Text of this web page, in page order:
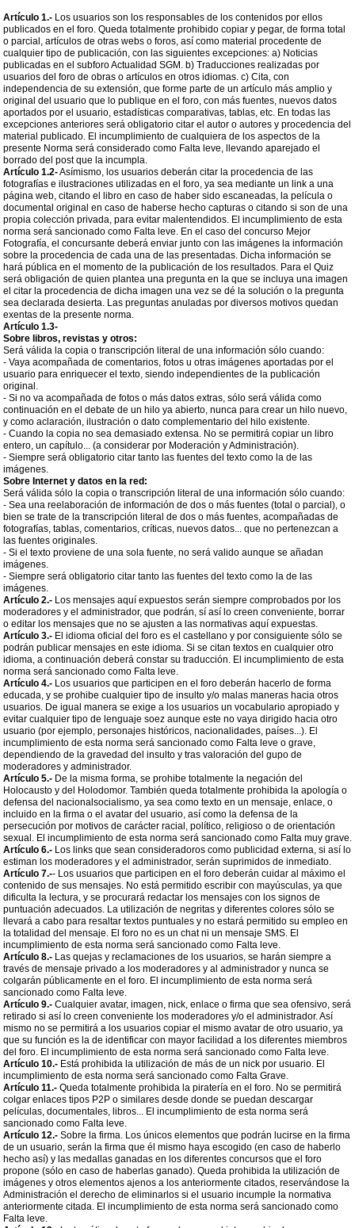
Artículo 1.- Los usuarios son los responsables de los contenidos por ellos
publicados en el foro. Queda totalmente prohibido copiar y pegar, de forma total
o parcial, artículos de otras webs o foros, así como material procedente de
cualquier tipo de publicación, con las siguientes excepciones: a) Noticias
publicadas en el subforo Actualidad SGM. b) Traducciones realizadas por
usuarios del foro de obras o artículos en otros idiomas. c) Cita, con
independencia de su extensión, que forme parte de un artículo más amplio y
original del usuario que lo publique en el foro, con más fuentes, nuevos datos
aportados por el usuario, estadísticas comparativas, tablas, etc. En todas las
excepciones anteriores será obligatorio citar el autor o autores y procedencia del
material publicado. El incumplimiento de cualquiera de los aspectos de la
presente Norma será considerado como Falta leve, llevando aparejado el
borrado del post que la incumpla.
Artículo 1.2-Asímismo, los usuarios deberán citar la procedencia de las
fotografías e ilustraciones utilizadas en el foro, ya sea mediante un link a una
página web, citando el libro en caso de haber sido escaneadas, la película o
documental original en caso de haberse hecho capturas o citando si son de una
propia colección privada, para evitar malentendidos. El incumplimiento de esta
norma será sancionado como Falta leve. En el caso del concurso Mejor
Fotografía, el concursante deberá enviar junto con las imágenes la información
sobre la procedencia de cada una de las presentadas. Dicha información se
hará pública en el momento de la publicación de los resultados. Para el Quiz
será obligación de quien plantea una pregunta en la que se incluya una imagen
el citar la procedencia de dicha imagen una vez se dé la solución o la pregunta
sea declarada desierta. Las preguntas anuladas por diversos motivos quedan
exentas de la presente norma.
Artículo 1.3-
Sobre libros, revistas y otros:
Será válida la copia o transcripción literal de una información sólo cuando:
- Vaya acompañada de comentarios, fotos u otras imágenes aportadas por el
usuario para enriquecer el texto, siendo independientes de la publicación
original.
- Si no va acompañada de fotos o más datos extras, sólo será válida como
continuación en el debate de un hilo ya abierto, nunca para crear un hilo nuevo,
y como aclaración, ilustración o dato complementario del hilo existente.
- Cuando la copia no sea demasiado extensa. No se permitirá copiar un libro
entero, un capítulo... (a considerar por Moderación y Administración).
- Siempre será obligatorio citar tanto las fuentes del texto como la de las
imágenes.
Sobre Internet y datos en la red:
Será válida sólo la copia o transcripción literal de una información sólo cuando:
- Sea una reelaboración de información de dos o más fuentes (total o parcial), o
bien se trate de la transcripción literal de dos o más fuentes, acompañadas de
fotografías, tablas, comentarios, críticas, nuevos datos... que no pertenezcan a
las fuentes originales.
- Si el texto proviene de una sola fuente, no será valido aunque se añadan
imágenes.
- Siempre será obligatorio citar tanto las fuentes del texto como la de las
imágenes.
Artículo 2.- Los mensajes aquí expuestos serán siempre comprobados por los
moderadores y el administrador, que podrán, sí así lo creen conveniente, borrar
o editar los mensajes que no se ajusten a las normativas aquí expuestas.
Artículo 3.- El idioma oficial del foro es el castellano y por consiguiente sólo se
podrán publicar mensajes en este idioma. Si se citan textos en cualquier otro
idioma, a continuación deberá constar su traducción. El incumplimiento de esta
norma será sancionado como Falta leve.
Artículo 4.- Los usuarios que participen en el foro deberán hacerlo de forma
educada, y se prohibe cualquier tipo de insulto y/o malas maneras hacia otros
usuarios. De igual manera se exige a los usuarios un vocabulario apropiado y
evitar cualquier tipo de lenguaje soez aunque este no vaya dirigido hacia otro
usuario (por ejemplo, personajes históricos, nacionalidades, países...). El
incumplimiento de esta norma será sancionado como Falta leve o grave,
dependiendo de la gravedad del insulto y tras valoración del gupo de
moderadores y administrador.
Artículo 5.- De la misma forma, se prohibe totalmente la negación del
Holocausto y del Holodomor. También queda totalmente prohibida la apología o
defensa del nacionalsocialismo, ya sea como texto en un mensaje, enlace, o
incluido en la firma o el avatar del usuario, así como la defensa de la
persecución por motivos de carácter racial, político, religioso o de orientación
sexual. El incumplimiento de esta norma será sancionado como Falta muy grave.
Artículo 6.- Los links que sean consideradoros como publicidad externa, si así lo
estiman los moderadores y el administrador, serán suprimidos de inmediato.
Artículo 7.-- Los usuarios que participen en el foro deberán cuidar al máximo el
contenido de sus mensajes. No está permitido escribir con mayúsculas, ya que
dificulta la lectura, y se procurará redactar los mensajes con los signos de
puntuación adecuados. La utilización de negritas y diferentes colores sólo se
llevará a cabo para resaltar textos puntuales y no estará permitido su empleo en
la totalidad del mensaje. El foro no es un chat ni un mensaje SMS. El
incumplimiento de esta norma será sancionado como Falta leve.
Artículo 8.- Las quejas y reclamaciones de los usuarios, se harán siempre a
través de mensaje privado a los moderadores y al administrador y nunca se
colgarán públicamente en el foro. El incumplimiento de esta norma será
sancionado como Falta leve.
Artículo 9.- Cualquier avatar, imagen, nick, enlace o firma que sea ofensivo, será
retirado si así lo creen conveniente los moderadores y/o el administrador. Así
mismo no se permitirá a los usuarios copiar el mismo avatar de otro usuario, ya
que su función es la de identificar con mayor facilidad a los diferentes miembros
del foro. El incumplimiento de esta norma será sancionado como Falta leve.
Artículo 10.- Está prohibida la utilización de más de un nick por usuario. El
incumplimiento de esta norma será sancionado como Falta Grave.
Artículo 11.- Queda totalmente prohibida la piratería en el foro. No se permitirá
colgar enlaces tipos P2P o similares desde donde se puedan descargar
películas, documentales, libros... El incumplimiento de esta norma será
sancionado como Falta leve.
Artículo 12.- Sobre la firma. Los únicos elementos que podrán lucirse en la firma
de un usuario, serán la firma que él mismo haya escogido (en caso de haberlo
hecho así) y las medallas ganadas en los diferentes concursos que el foro
propone (sólo en caso de haberlas ganado). Queda prohibida la utilización de
imágenes y otros elementos ajenos a los anteriormente citados, reservándose la
Administración el derecho de eliminarlos si el usuario incumple la normativa
anteriormente citada. El incumplimiento de esta norma será sancionado como
Falta leve.